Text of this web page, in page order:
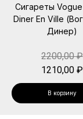
Сигареты
Diner En Ville
Динер)
2200,00₽
1210,00 ₽
В корзину